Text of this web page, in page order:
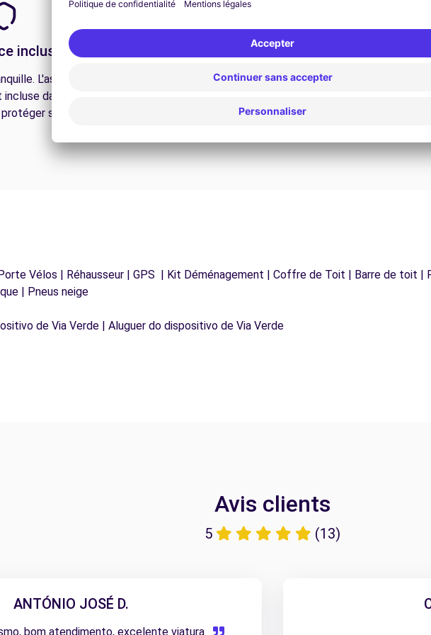
incluse
L'assurance
dans toutes nos
sur la route.
Assistance 24h/24 et 7j/7
Un problème sur la route ? Notre service
vous garantir un voyage sans interruption.
Vélos | Réhausseur | GPS | Kit Déménagement | Coffre de Toit | Barre de toit |
| Pneus neige
de Via Verde | Aluguer do dispositivo de Via Verde
Avis clients
5 (13)
ANTÓNIO JOSÉ D.
bom atendimento, excelente viatura